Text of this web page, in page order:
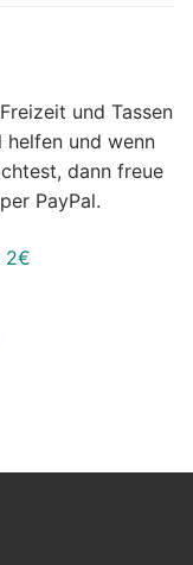
und Tassen
helfen und wenn
dann freue
PayPal.
2€